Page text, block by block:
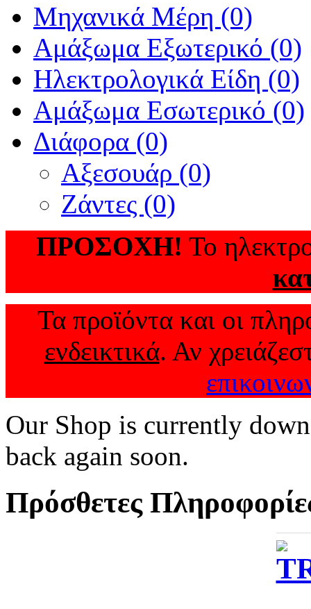
Μηχανικά Μέρη (0)
Αμάξωμα Εξωτερικό (0)
Ηλεκτρολογικά Είδη (0)
Αμάξωμα Εσωτερικό (0)
Διάφορα (0)
Αξεσουάρ (0)
Ζάντες (0)
ΠΡΟΣΟΧΗ! Το
Τα προϊόντα και οι
ενδεικτικά. Αν
Our Shop is currently
back again soon.
Πρόσθετες